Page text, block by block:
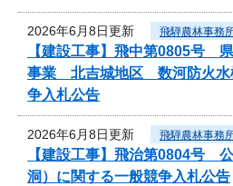
2026年6月8日更新 飛騨農林事務
【建設工事】飛中第0805号
事業 北吉城地区 数河防火水
争入札公告
2026年6月8日更新 飛騨農林事務
【建設工事】飛治第0804号
洞）に関する一般競争入札公告